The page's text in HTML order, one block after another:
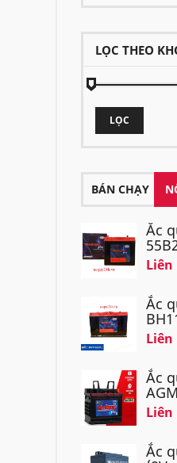
LỌC THEO
LỌC
BÁN CHẠY
Ắc
Liên
Ắc
Liên
Ắc
Liên
Ắc